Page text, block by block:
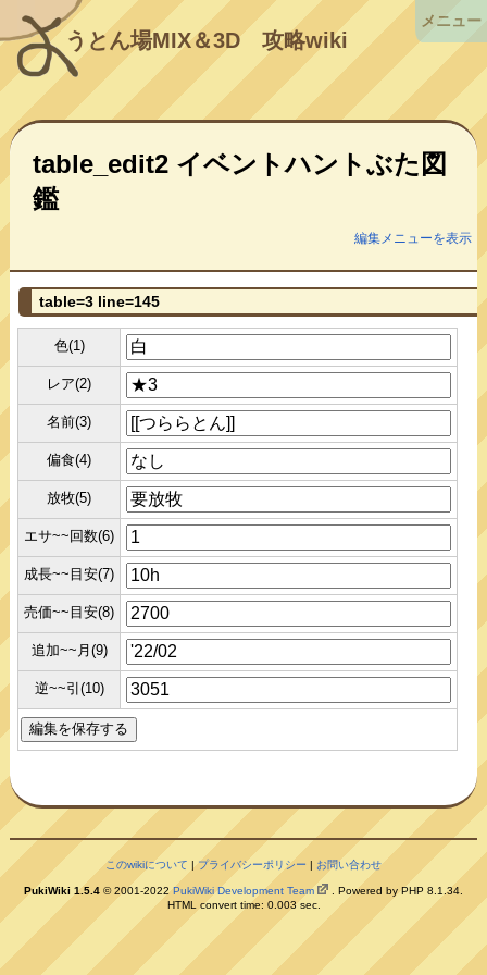
うとん場MIX＆3D攻略wiki
table_edit2 イベントハントぶた図
鑑
編集メニューを表示
table=3 line=145
色(1)
レア(2)
名前(3)
偏食(4)
放牧(5)
エサ~~回数(6)
成長~~目安(7)
売価~~目安(8)
追加~~月(9)
逆~~引(10)
このwikiについて |プライバシーポリシー | お問い合わせ
PukiWiki 1.5.4 © 2001-2022PukiWiki Development Team
. Powered by PHP 8.1.34.
HTML convert time: 0.003 sec.
メニュー